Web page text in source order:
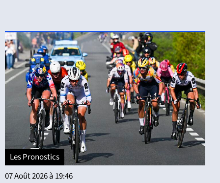
Les Pronostics
07 Août 2026 à 19:46